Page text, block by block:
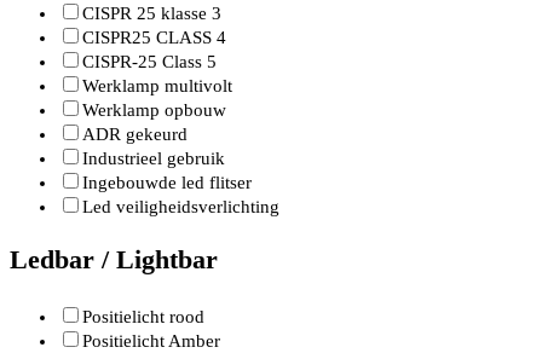
CISPR 25 klasse 3
CISPR25 CLASS 4
CISPR-25 Class 5
Werklamp multivolt
Werklamp opbouw
ADR gekeurd
Industrieel gebruik
Ingebouwde led flitser
Led veiligheidsverlichting
Ledbar / Lightbar
Positielicht rood
Positielicht Amber